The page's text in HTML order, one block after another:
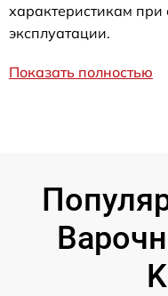
характеристикам
эксплуатации.
Показать полностью